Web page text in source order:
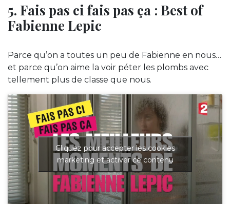
5. Fais pas ci fais pas ça : Best of
Fabienne Lepic
Parce qu’on a toutes un peu de Fabienne en nous…
et parce qu’on aime la voir péter les plombs avec
tellement plus de classe que nous.
Cliquez pour accepter les cookies
marketing et activer ce contenu